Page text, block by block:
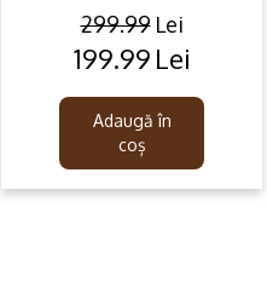
299.99 Lei
Original
was:
299.99lei.
199.99 Lei
Current
is:
199.99lei.
Adaugă în
coș